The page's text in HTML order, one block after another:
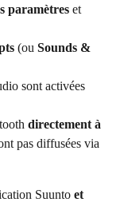
paramètres et
(ou Sounds &
sont activées
directement à
pas diffusées via
Suunto et